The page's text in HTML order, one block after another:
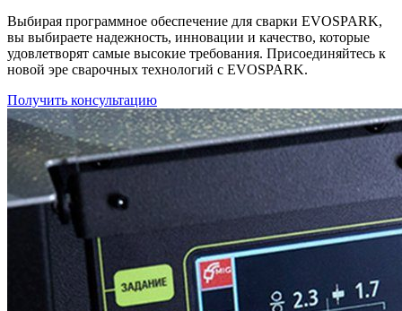
Выбирая программное обеспечение для сварки EVOSPARK,
вы выбираете надежность, инновации и качество, которые
удовлетворят самые высокие требования. Присоединяйтесь к
новой эре сварочных технологий с EVOSPARK.
Получить консультацию